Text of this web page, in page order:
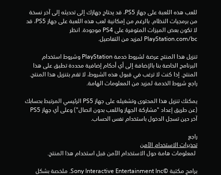
‎PlayStation.com/bc لمزيد من التفاصيل.
راجع شروط الخدمة لمزيد من المعلومات الهامة.
آخر حين تسجل الدخول باستخدام نفس الحساب.
راجع
تحذيرات الاستخدام الآمن